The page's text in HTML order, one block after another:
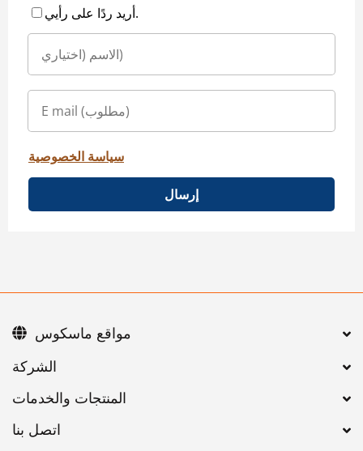
أريد ردًا على رأيي.
سياسة الخصوصية
إرسال
اتصل بنا
مواقع ماسكوس